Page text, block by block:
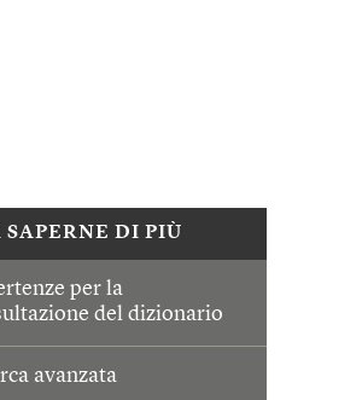
SAPERNE DI PIÙ
per la
del dizionario
avanzata